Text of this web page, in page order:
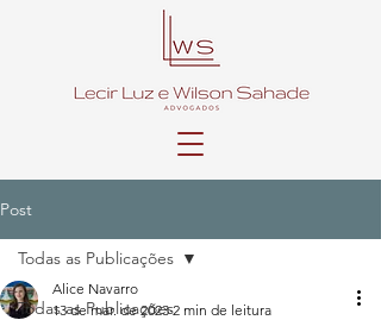
Post
Todas as Publicações
Todas as Publicações
Alice Navarro
13 de mar. de 2023 2 min de leitura